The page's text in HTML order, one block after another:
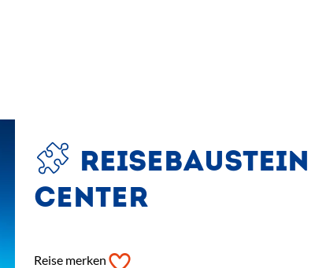
CENTER
Reise merken